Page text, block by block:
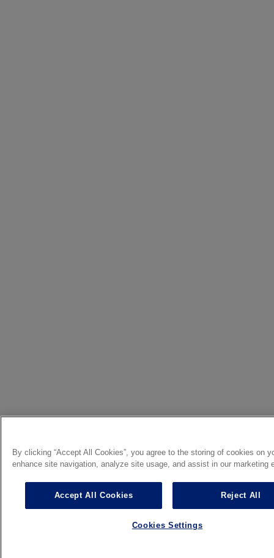
By clicking “Accept All Cookies”, you agree to the storing of cookies on
enhance site navigation, analyze site usage, and assist in our marketing
Accept All Cookies Reject All
Cookies Settings